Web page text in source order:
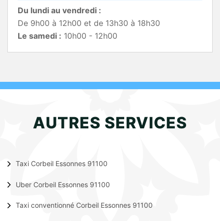
Du lundi au vendredi :
De 9h00 à 12h00 et de 13h30 à 18h30
Le samedi : 10h00 - 12h00
AUTRES SERVICES
Taxi Corbeil Essonnes 91100
Uber Corbeil Essonnes 91100
Taxi conventionné Corbeil Essonnes 91100